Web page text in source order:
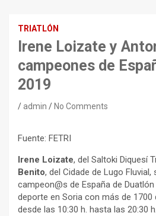
TRIATLÓN
Irene Loizate y
campeones de
2019
admin No Comments
Fuente: FETRI
Irene Loizate, del Saltoki Diquesí
Benito, del Cidade de Lugo
campeon@s de España de
deporte en Soria con más de
desde las 10:30 h. hasta las 20:30